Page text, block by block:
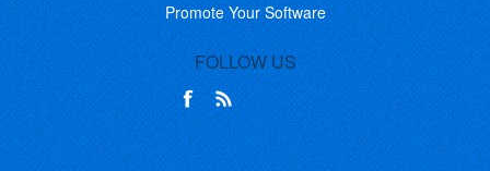
Promote Your Software
FOLLOW US